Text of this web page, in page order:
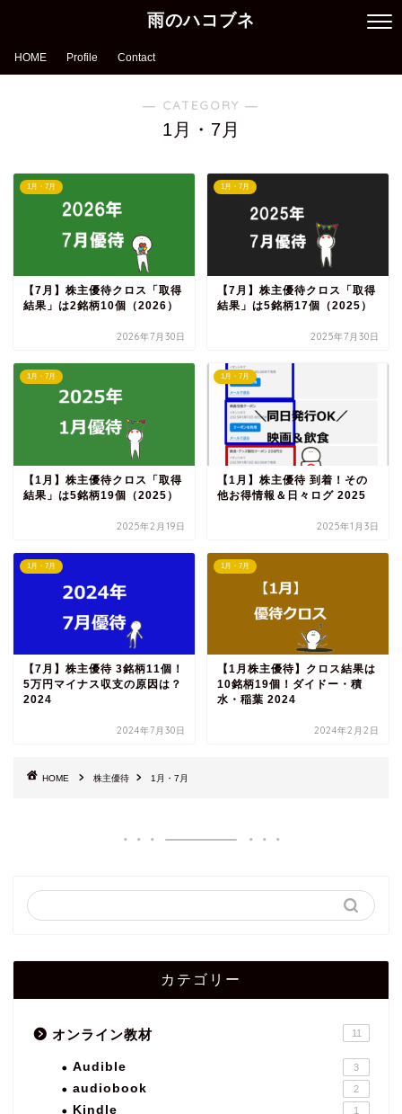
雨のハコブネ
HOME Profile Contact
― CATEGORY ―
1月・7月
1月・7月
【7月】株主優待クロス「取得
結果」は2銘柄10個（2026）
2026年7月30日
1月・7月
【7月】株主優待クロス「取得
結果」は5銘柄17個（2025）
2025年7月30日
1月・7月
【1月】株主優待クロス「取得
結果」は5銘柄19個（2025）
2025年2月19日
1月・7月
【1月】株主優待 到着！その
他お得情報＆日々ログ 2025
2025年1月3日
1月・7月
【7月】株主優待 3銘柄11個！
5万円マイナス収支の原因は？
2024
2024年7月30日
1月・7月
【1月株主優待】クロス結果は
10銘柄19個！ダイドー・積
水・稲葉 2024
2024年2月2日
HOME 株主優待 1月・7月
カテゴリー
オンライン教材 11
Audible 3
audiobook 2
Kindle 1